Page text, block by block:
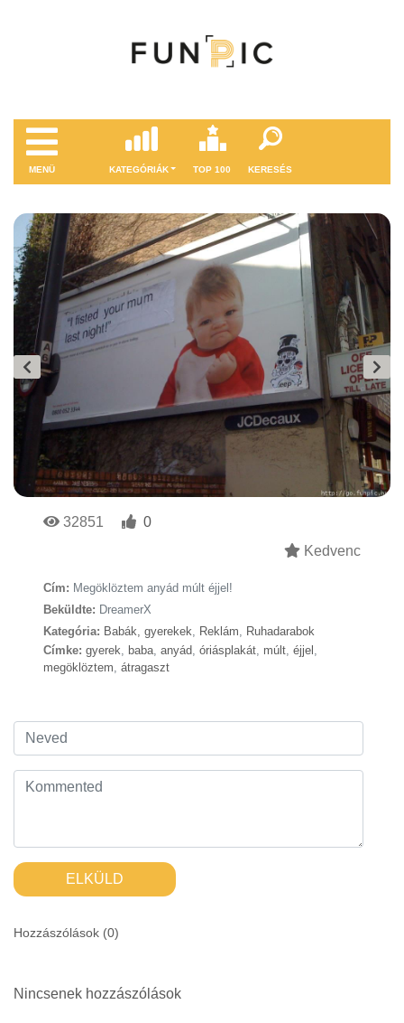
MENÜ KATEGÓRIÁK TOP 100 KERESÉS
32851
0
Kedvenc
Cím: Megöklöztem anyád múlt éjjel!
Beküldte: DreamerX
Kategória: Babák, gyerekek Reklám
Ruhadarabok
Címke: gyerek baba anyád óriásplakát múlt éjjel
megöklöztem átragaszt
ELKÜLD
Hozzászólások (0)
Nincsenek hozzászólások